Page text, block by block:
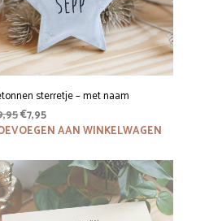
sterretje – met naam
Oorspronkelijke
prijs
€9,95.
€7,95Huidige
prijs
€7,95.
AAN WINKELWAGEN